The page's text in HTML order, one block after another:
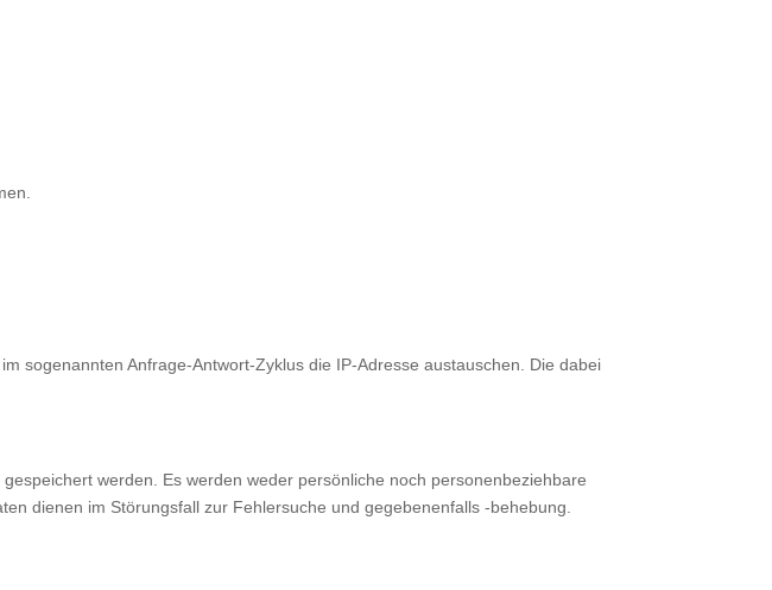
sogenannten Anfrage-Antwort-Zyklus die IP-Adresse austauschen. Die dabei
werden. Es werden weder persönliche noch personenbeziehbare
dienen im Störungsfall zur Fehlersuche und gegebenenfalls -behebung.